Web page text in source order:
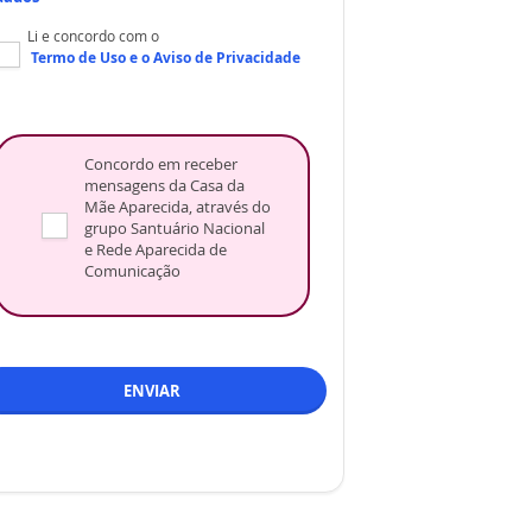
Li e concordo com o
Termo de Usoe oAviso de Privacidade
Concordo em receber
mensagens da Casa da
Mãe Aparecida, através do
grupo Santuário Nacional
e Rede Aparecida de
Comunicação
ENVIAR